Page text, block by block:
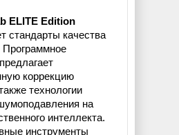
ELITE Edition
стандарты качества
Программное
коррекцию
технологии
на
интеллекта.
инструменты